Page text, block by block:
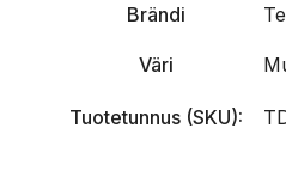
Brändi
Väri
Tuotetunnus (SKU):